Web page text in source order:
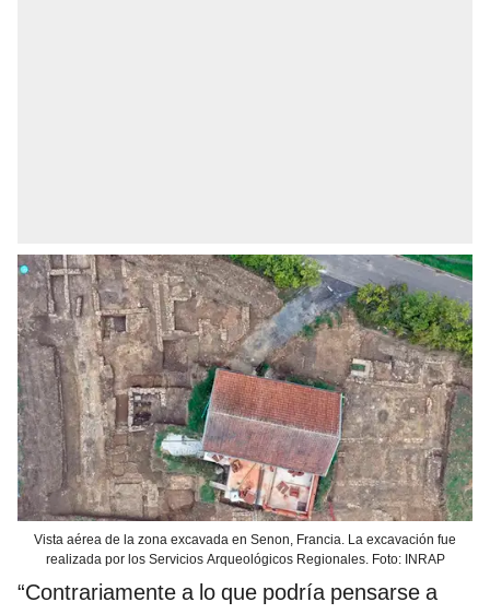
Vista aérea de la zona excavada en Senon, Francia. La excavación fue
realizada por los Servicios Arqueológicos Regionales. Foto: INRAP
“Contrariamente a lo que podría pensarse a